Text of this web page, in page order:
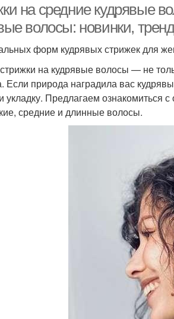
на средние кудрявые
волосы: новинки,
форм кудрявых стрижек для
на кудрявые волосы — не
Если природа наградила вас
укладку.⁣⁣ Предлагаем
средние и длинные волосы.